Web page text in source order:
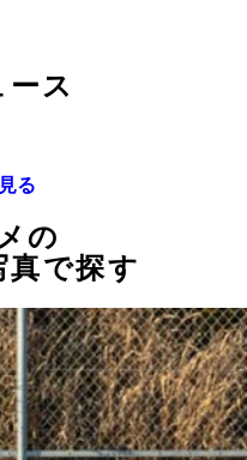
ース
る
の
真で探す